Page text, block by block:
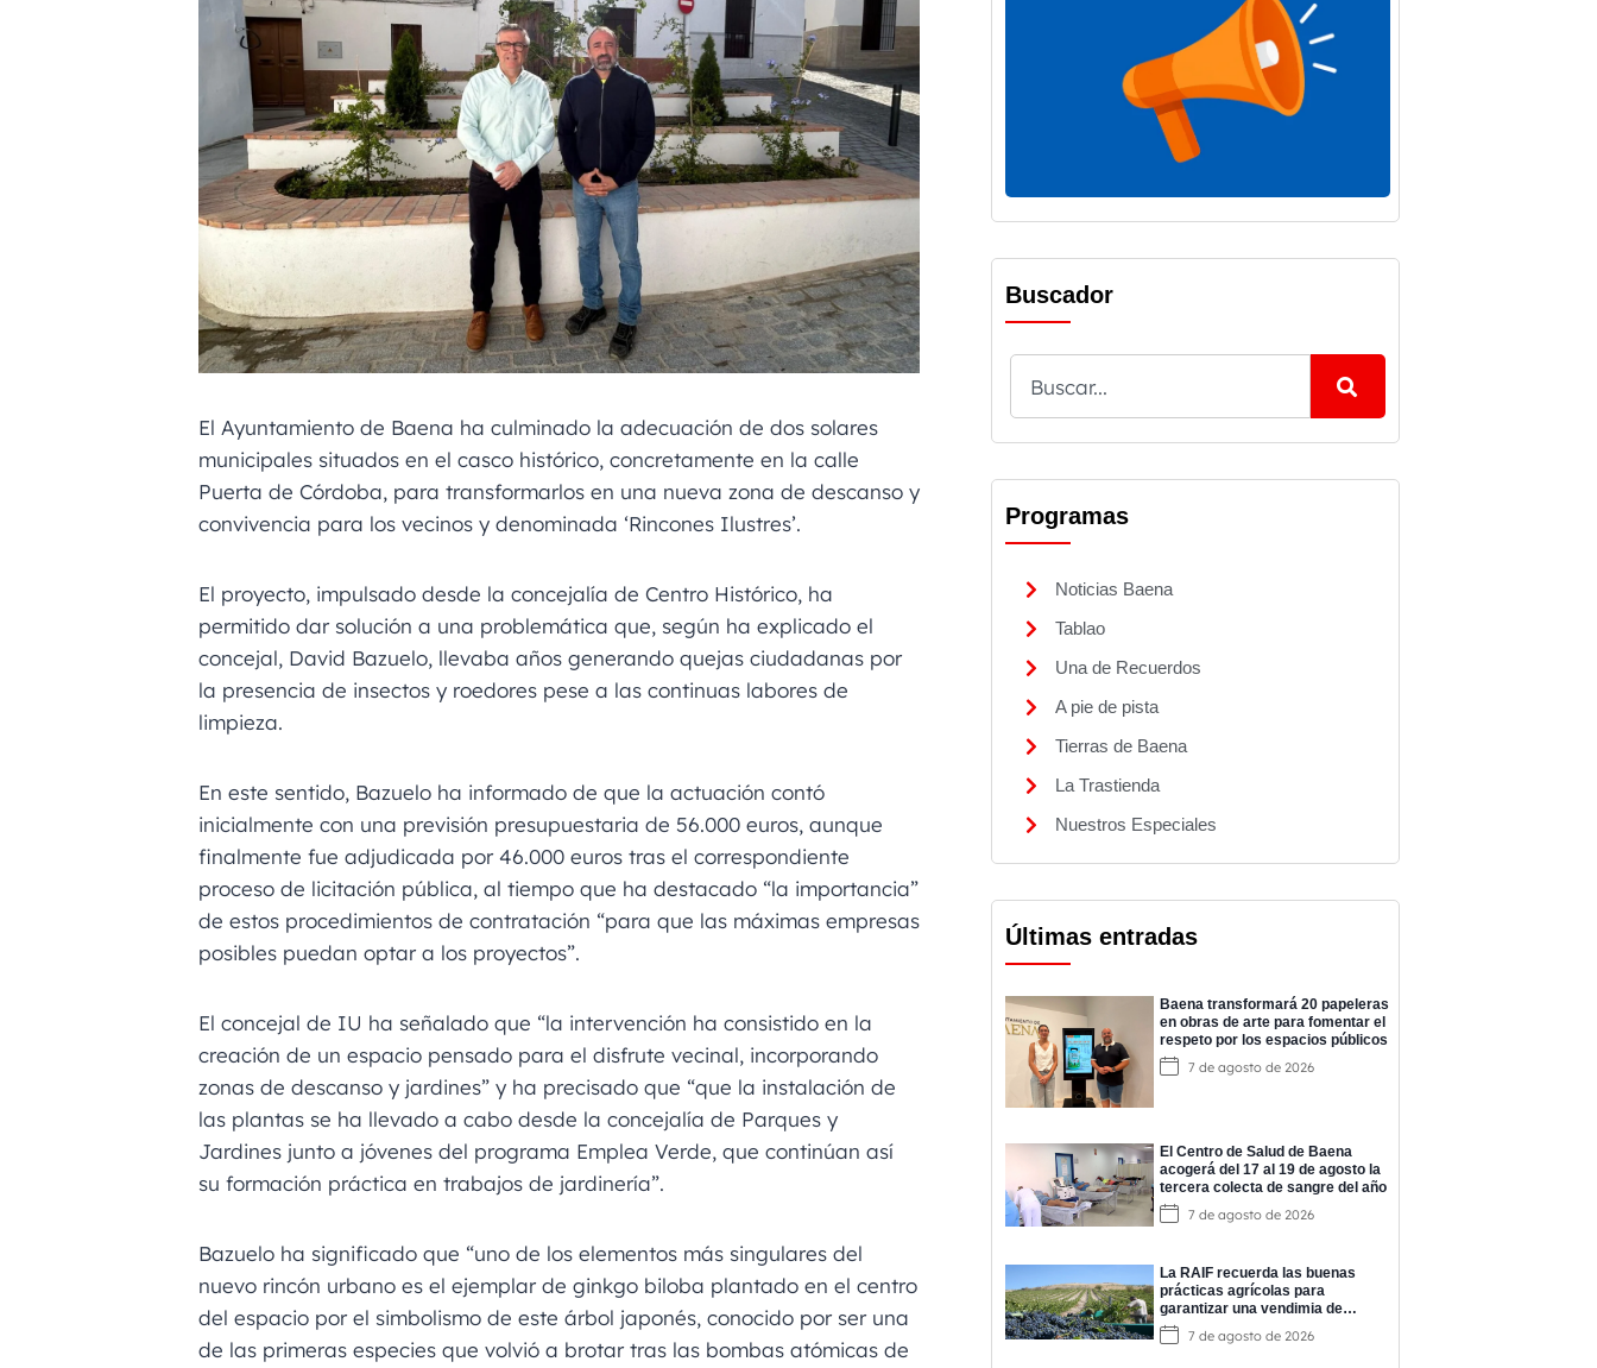
El Ayuntamiento de Baena ha culminado la adecuación de dos solares
municipales situados en el casco histórico, concretamente en la calle
Puerta de Córdoba, para transformarlos en una nueva zona de descanso y
convivencia para los vecinos y denominada ‘Rincones Ilustres’.
El proyecto, impulsado desde la concejalía de Centro Histórico, ha
permitido dar solución a una problemática que, según ha explicado el
concejal, David Bazuelo, llevaba años generando quejas ciudadanas por
la presencia de insectos y roedores pese a las continuas labores de
limpieza.
En este sentido, Bazuelo ha informado de que la actuación contó
inicialmente con una previsión presupuestaria de 56.000 euros, aunque
finalmente fue adjudicada por 46.000 euros tras el correspondiente
proceso de licitación pública, al tiempo que ha destacado “la importancia”
de estos procedimientos de contratación “para que las máximas empresas
posibles puedan optar a los proyectos”.
El concejal de IU ha señalado que “la intervención ha consistido en la
creación de un espacio pensado para el disfrute vecinal, incorporando
zonas de descanso y jardines” y ha precisado que “que la instalación de
las plantas se ha llevado a cabo desde la concejalía de Parques y
Jardines junto a jóvenes del programa Emplea Verde, que continúan así
su formación práctica en trabajos de jardinería”.
Bazuelo ha significado que “uno de los elementos más singulares del
nuevo rincón urbano es el ejemplar de ginkgo biloba plantado en el centro
del espacio por el simbolismo de este árbol japonés, conocido por ser una
de las primeras especies que volvió a brotar tras las bombas atómicas de
Buscador
Programas
Noticias Baena
Tablao
Una de Recuerdos
A pie de pista
Tierras de Baena
La Trastienda
Nuestros Especiales
Últimas entradas
Baena transformará 20 papeleras
en obras de arte para fomentar el
respeto por los espacios públicos
7 de agosto de 2026
El Centro de Salud de Baena
acogerá del 17 al 19 de agosto la
tercera colecta de sangre del año
7 de agosto de 2026
La RAIF recuerda las buenas
prácticas agrícolas para
garantizar una vendimia de
calidad
7 de agosto de 2026